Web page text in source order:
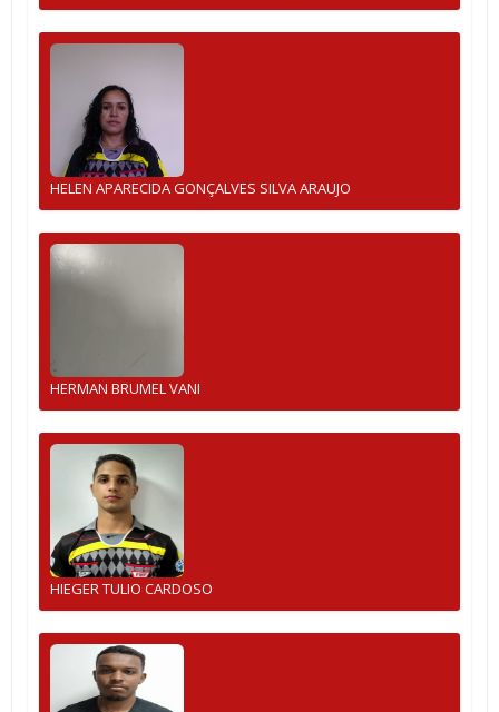
HELEN APARECIDA GONÇALVES SILVA ARAUJO
HERMAN BRUMEL VANI
HIEGER TULIO CARDOSO